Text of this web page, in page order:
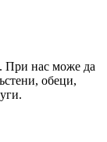
При нас може да
обеци,